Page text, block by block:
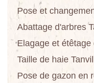
Pose et
Abattage d'arbres
Elagage et étêtage
Taille de haie
Pose de gazon en